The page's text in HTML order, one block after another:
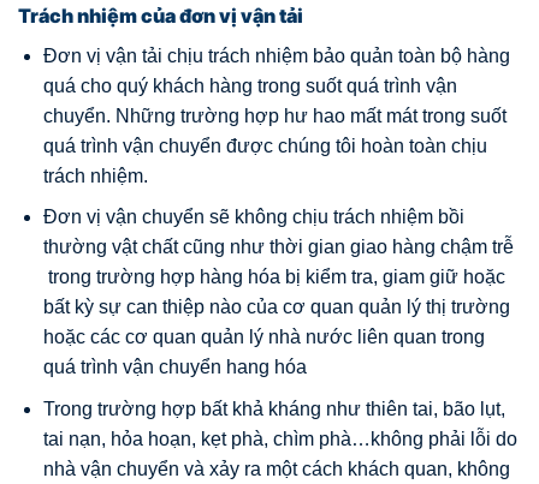
Trách nhiệm của đơn vị vận tải
Đơn vị vận tải chịu trách nhiệm bảo quản toàn bộ hàng
quá cho quý khách hàng trong suốt quá trình vận
chuyển. Những trường hợp hư hao mất mát trong suốt
quá trình vận chuyển được chúng tôi hoàn toàn chịu
trách nhiệm.
Đơn vị vận chuyển sẽ không chịu trách nhiệm bồi
thường vật chất cũng như thời gian giao hàng chậm trễ
trong trường hợp hàng hóa bị kiểm tra, giam giữ hoặc
bất kỳ sự can thiệp nào của cơ quan quản lý thị trường
hoặc các cơ quan quản lý nhà nước liên quan trong
quá trình vận chuyển hang hóa
Trong trường hợp bất khả kháng như thiên tai, bão lụt,
tai nạn, hỏa hoạn, kẹt phà, chìm phà…không phải lỗi do
nhà vận chuyển và xảy ra một cách khách quan, không